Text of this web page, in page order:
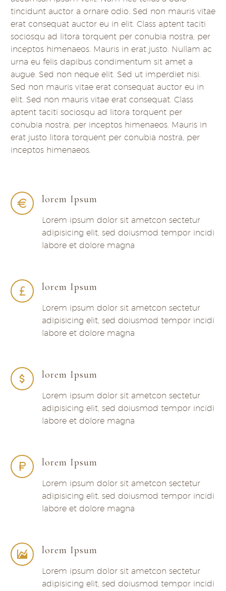
tincidunt auctor a ornare odio. Sed non mauris vitae
erat consequat auctor eu in elit. Class aptent taciti
sociosqu ad litora torquent per conubia nostra, per
inceptos himenaeos. Mauris in erat justo. Nullam ac
urna eu felis dapibus condimentum sit amet a
augue. Sed non neque elit. Sed ut imperdiet nisi.
Sed non mauris vitae erat consequat auctor eu in
elit. Sed non mauris vitae erat consequat. Class
aptent taciti sociosqu ad litora torquent per
conubia nostra, per inceptos himenaeos. Mauris in
erat justo litora torquent per conubia nostra, per
inceptos himenaeos.
lorem Ipsum
Lorem ipsum dolor sit ametcon sectetur
adipisicing elit, sed doiusmod tempor incidi
labore et dolore magna
lorem Ipsum
Lorem ipsum dolor sit ametcon sectetur
adipisicing elit, sed doiusmod tempor incidi
labore et dolore magna
lorem Ipsum
Lorem ipsum dolor sit ametcon sectetur
adipisicing elit, sed doiusmod tempor incidi
labore et dolore magna
lorem Ipsum
Lorem ipsum dolor sit ametcon sectetur
adipisicing elit, sed doiusmod tempor incidi
labore et dolore magna
lorem Ipsum
Lorem ipsum dolor sit ametcon sectetur
adipisicing elit, sed doiusmod tempor incidi